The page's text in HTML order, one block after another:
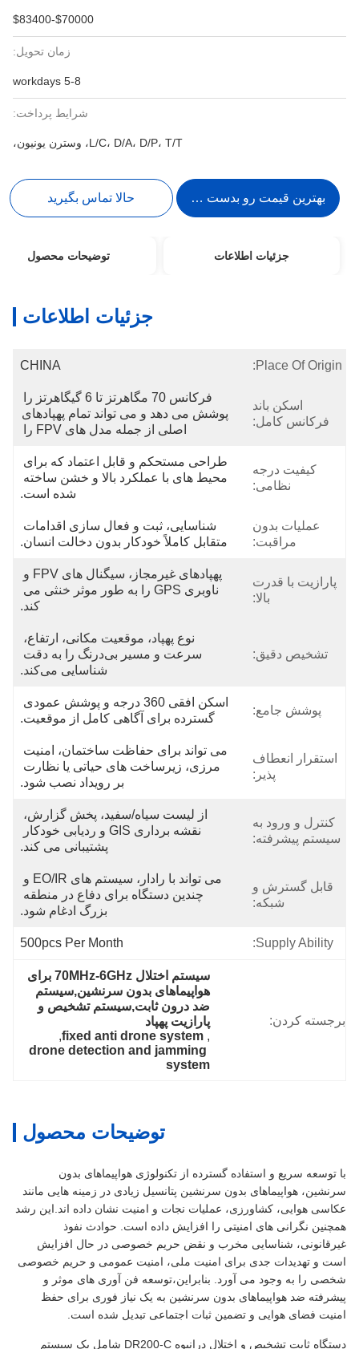
$70000-$83400
زمان تحویل:
5-8 workdays
شرایط پرداخت:
L/C، D/A، D/P، T/T، وسترن یونیون،
بهترین قیمت رو بدست بیار حالا تماس بگیرید
جزئیات اطلاعات توضیحات محصول
جزئیات اطلاعات
Place Of Origin:
CHINA
اسکن باند
فرکانس کامل:
پوشش می دهد و می تواند تمام پهپادهای
اصلی از جمله مدل های FPV را
کیفیت درجه
نظامی:
طراحی مستحکم و قابل اعتماد که برای
محیط های با عملکرد بالا و خشن ساخته
شده است.
عملیات بدون
مراقبت:
شناسایی، ثبت و فعال سازی اقدامات
متقابل کاملاً خودکار بدون دخالت انسان.
پارازیت با قدرت
بالا:
پهپادهای غیرمجاز، سیگنال های FPV و
کند.
تشخیص دقیق:
نوع پهپاد، موقعیت مکانی، ارتفاع،
سرعت و مسیر بی‌درنگ را به دقت
شناسایی می‌کند.
پوشش جامع:
اسکن افقی 360 درجه و پوشش عمودی
گسترده برای آگاهی کامل از موقعیت.
استقرار انعطاف
پذیر:
می تواند برای حفاظت ساختمان، امنیت
مرزی، زیرساخت های حیاتی یا نظارت
بر رویداد نصب شود.
کنترل و ورود به
سیستم پیشرفته:
از لیست سیاه/سفید، پخش گزارش،
نقشه برداری GIS و ردیابی خودکار
پشتیبانی می کند.
قابل گسترش و
شبکه:
می تواند با رادار، سیستم های EO/IR و
چندین دستگاه برای دفاع در منطقه
بزرگ ادغام شود.
Supply Ability:
500pcs Per Month
برجسته کردن:
سیستم اختلال 70MHz-6GHz برای
هواپیماهای بدون سرنشین,سيستم
ضد درون ثابت,سیستم تشخیص و
پارازیت پهپاد
,
fixed anti drone system
,
drone detection and jamming
system
توضیحات محصول
با توسعه سریع و استفاده گسترده از تکنولوژی هواپیماهای بدون
سرنشین، هواپیماهای بدون سرنشین پتانسیل زیادی در زمینه هایی مانند
عکاسی هوایی، کشاورزی، عملیات نجات و امنیت نشان داده اند.این رشد
همچنین نگرانی های امنیتی را افزایش داده است. حوادث نفوذ
غیرقانونی، شناسایی مخرب و نقض حریم خصوصی در حال افزایش
است و تهدیدات جدی برای امنیت ملی، امنیت عمومی و حریم خصوصی
شخصی را به وجود می آورد. بنابراین،توسعه فن آوری های موثر و
پیشرفته ضد هواپیماهای بدون سرنشین به یک نیاز فوری برای حفظ
امنیت فضای هوایی و تضمین ثبات اجتماعی تبدیل شده است.
دستگاه ثابت تشخیص و اختلال درانبوه DR200-C شامل یک سیستم